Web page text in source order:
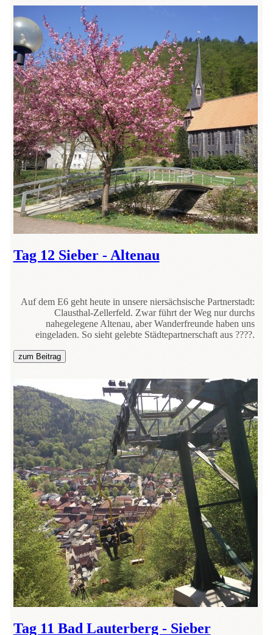
Tag 12 Sieber - Altenau
Auf dem E6 geht heute in unsere niersächsische Partnerstadt:
Clausthal-Zellerfeld. Zwar führt der Weg nur durchs
nahegelegene Altenau, aber Wanderfreunde haben uns
eingeladen. So sieht gelebte Städtepartnerschaft aus ????.
zum Beitrag
Tag 11 Bad Lauterberg - Sieber